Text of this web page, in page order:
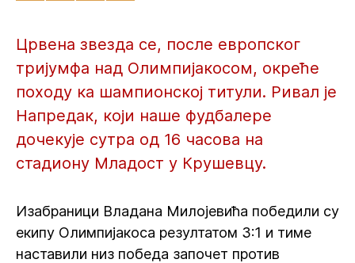
Црвена звезда се, после европског
тријумфа над Олимпијакосом, окреће
походу ка шампионској титули. Ривал је
Напредак, који наше фудбалере
дочекује сутра од 16 часова на
стадиону Младост у Крушевцу.
Изабраници Владана Милојевића победили су
екипу Олимпијакоса резултатом 3:1 и тиме
наставили низ победа започет против